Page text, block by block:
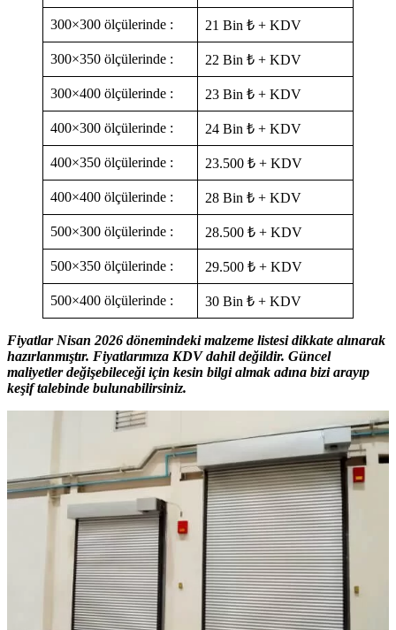
300×300 ölçülerinde : 21 Bin ₺ + KDV
300×350 ölçülerinde : 22 Bin ₺ + KDV
300×400 ölçülerinde : 23 Bin ₺ + KDV
400×300 ölçülerinde : 24 Bin ₺ + KDV
400×350 ölçülerinde : 23.500 ₺ + KDV
400×400 ölçülerinde : 28 Bin ₺ + KDV
500×300 ölçülerinde : 28.500 ₺ + KDV
500×350 ölçülerinde : 29.500 ₺ + KDV
500×400 ölçülerinde : 30 Bin ₺ + KDV
Fiyatlar Nisan 2026 dönemindeki malzeme listesi dikkate alınarak
hazırlanmıştır. Fiyatlarımıza KDV dahil değildir. Güncel
maliyetler değişebileceği için kesin bilgi almak adına bizi arayıp
keşif talebinde bulunabilirsiniz.